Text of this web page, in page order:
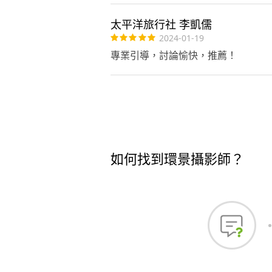
太平洋旅行社 李凱儒
2024-01-19
專業引導，討論愉快，推薦！
如何找到環景攝影師？